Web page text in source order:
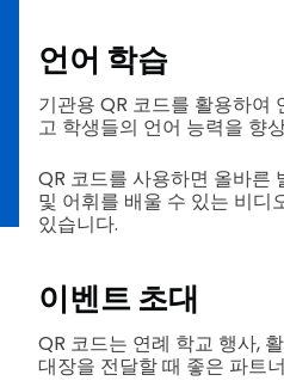
언어 학습
기관용 QR 코드를 활용하여
고 학생들의 언어 능력을 향
QR 코드를 사용하면 올바른
및 어휘를 배울 수 있는 비디
있습니다.
이벤트 초대
QR 코드는 연례 학교 행사,
대장을 전달할 때 좋은 파트